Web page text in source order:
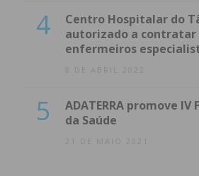
4
Centro Hospitalar do
autorizado a contratar
enfermeiros
8 DE ABRIL 2022
5
ADATERRA promove IV
da Saúde
21 DE MAIO 2021